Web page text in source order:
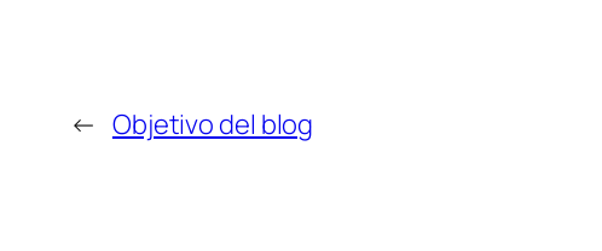
← Objetivo del blog